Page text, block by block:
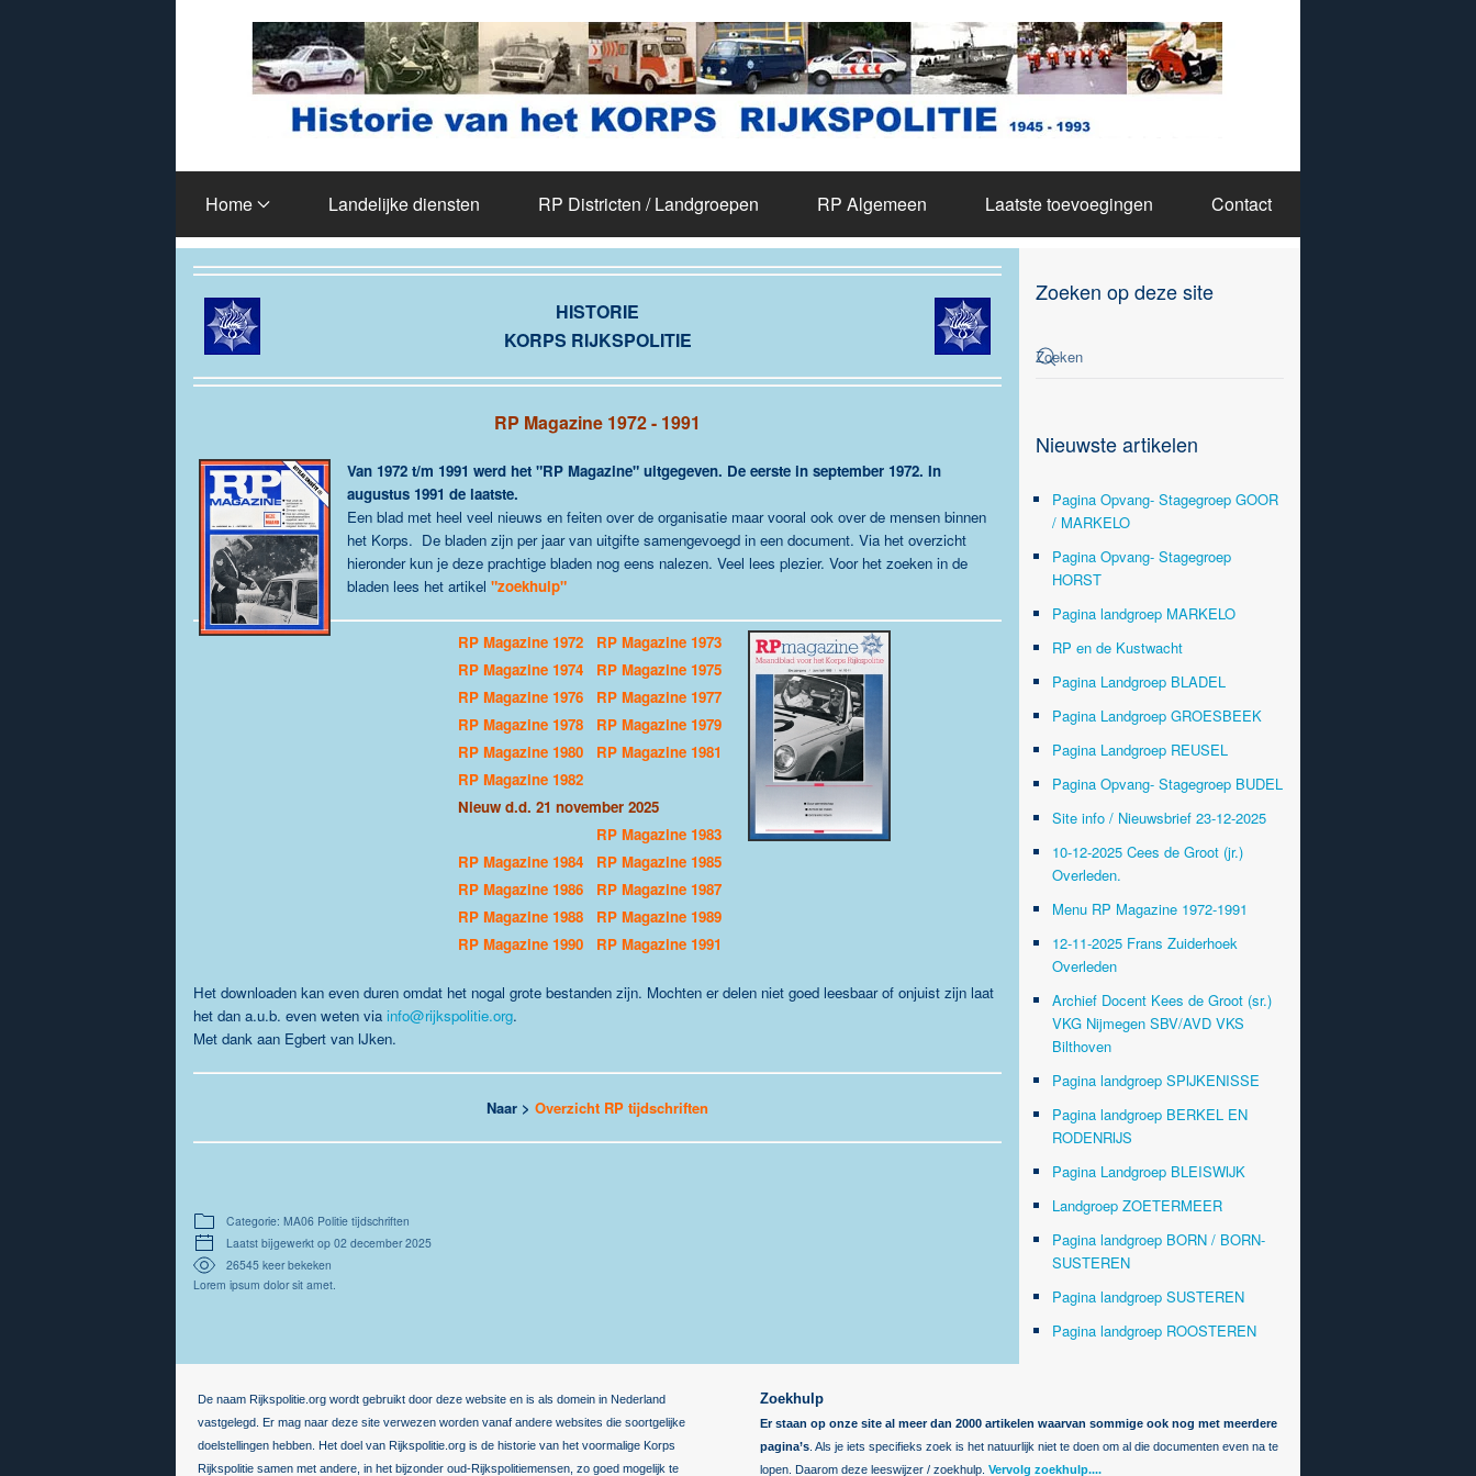
Home Landelijke diensten RP Districten / Landgroepen RP Algemeen Laatste toevoegingen Contact
HISTORIE
KORPS RIJKSPOLITIE
RP Magazine 1972 - 1991
Van 1972 t/m 1991 werd het "RP Magazine" uitgegeven. De eerste in september 1972. In
augustus 1991 de laatste.
Een blad met heel veel nieuws en feiten over de organisatie maar vooral ook over de mensen binnen
het Korps. De bladen zijn per jaar van uitgifte samengevoegd in een document. Via het overzicht
hieronder kun je deze prachtige bladen nog eens nalezen. Veel lees plezier. Voor het zoeken in de
bladen lees het artikel "zoekhulp"
RP Magazine 1972
RP Magazine 1973
RP Magazine 1974
RP Magazine 1975
RP Magazine 1976
RP Magazine 1977
RP Magazine 1978
RP Magazine 1979
RP Magazine 1980
RP Magazine 1981
RP Magazine 1982
Nieuw d.d. 21 november 2025
RP Magazine 1983
RP Magazine 1984
RP Magazine 1985
RP Magazine 1986
RP Magazine 1987
RP Magazine 1988
RP Magazine 1989
RP Magazine 1990
RP Magazine 1991
Het downloaden kan even duren omdat het nogal grote bestanden zijn. Mochten er delen niet goed leesbaar of onjuist zijn laat
het dan a.u.b. even weten via info@rijkspolitie.org.
Met dank aan Egbert van IJken.
Naar > Overzicht RP tijdschriften
Categorie: MA06 Politie tijdschriften
Laatst bijgewerkt op 02 december 2025
26545 keer bekeken
Lorem ipsum dolor sit amet.
Zoeken op deze site
Nieuwste artikelen
Pagina Opvang- Stagegroep GOOR
/ MARKELO
Pagina Opvang- Stagegroep
HORST
Pagina landgroep MARKELO
RP en de Kustwacht
Pagina Landgroep BLADEL
Pagina Landgroep GROESBEEK
Pagina Landgroep REUSEL
Pagina Opvang- Stagegroep BUDEL
Site info / Nieuwsbrief 23-12-2025
10-12-2025 Cees de Groot (jr.)
Overleden.
Menu RP Magazine 1972-1991
12-11-2025 Frans Zuiderhoek
Overleden
Archief Docent Kees de Groot (sr.)
VKG Nijmegen SBV/AVD VKS
Bilthoven
Pagina landgroep SPIJKENISSE
Pagina landgroep BERKEL EN
RODENRIJS
Pagina Landgroep BLEISWIJK
Landgroep ZOETERMEER
Pagina landgroep BORN / BORN-
SUSTEREN
Pagina landgroep SUSTEREN
Pagina landgroep ROOSTEREN
De naam Rijkspolitie.org wordt gebruikt door deze website en is als domein in Nederland
vastgelegd. Er mag naar deze site verwezen worden vanaf andere websites die soortgelijke
doelstellingen hebben. Het doel van Rijkspolitie.org is de historie van het voormalige Korps
Rijkspolitie samen met andere, in het bijzonder oud-Rijkspolitiemensen, zo goed mogelijk te
Zoekhulp
Er staan op onze site al meer dan 2000 artikelen waarvan sommige ook nog met meerdere
pagina’s . Als je iets specifieks zoek is het natuurlijk niet te doen om al die documenten even na te
lopen. Daarom deze leeswijzer / zoekhulp. Vervolg zoekhulp....